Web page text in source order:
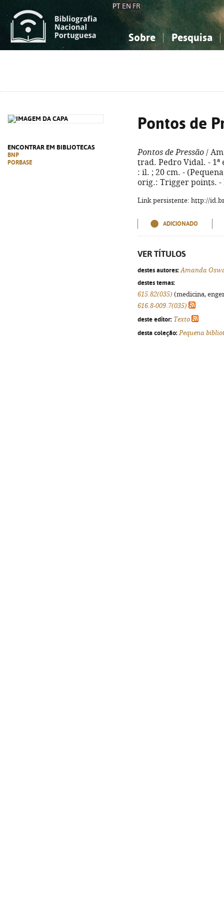
PT EN FR
Sobre Pesquisa
ENCONTRAR EM BIBLIOTECAS
BNP
PORBASE
Pontos de
Pontos de Pressão /
trad. Pedro Vidal. - 1ª
: il. ; 20 cm. -
orig.: Trigger points. -
Link persistente: http://
ADICIONADO
VER TÍTULOS
destes autores: Amanda
destes temas:
615.82(035) (medicina,
616.8-009.7(035)
deste editor: Texto
desta coleção: Pequena